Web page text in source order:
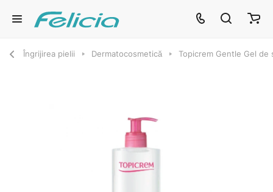
Îngrijirea pielii Dermatocosmetică Topicrem Gentle Gel de